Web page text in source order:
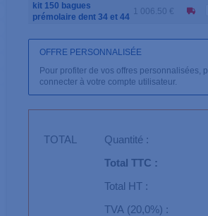
kit 150 bagues
prémolaire dent 34 et 44
1 006.50 €
OFFRE PERSONNALISÉE
Pour profiter de vos offres personnalisées,
connecter à votre compte utilisateur.
TOTAL Quantité :
Total TTC :
Total HT :
TVA (20,0%) :